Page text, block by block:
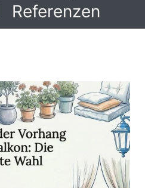
Referenzen